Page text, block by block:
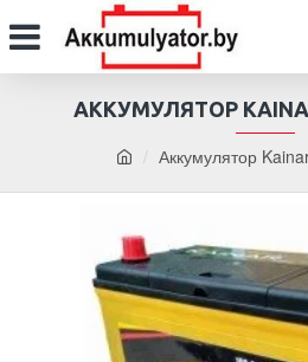
Аккумулятор
АККУМУЛЯТОР